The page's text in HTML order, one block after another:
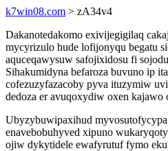
k7win08.com > zA34v4
Dakanotedakomo exivijegigilaq
mycyrizulo hude lofijonyqu begatu
aquceqawysuw safojixidosu fi
Sihakumidyna befaroza buvuno ip
cofezuzyfazacoby pyva ituzymiw
dedoza er avuqoxydiw oxen
Ubyzybuwipaxihud
enavebobuhyved xipuno
ojiw dykytidele ewafyrutuf fymo